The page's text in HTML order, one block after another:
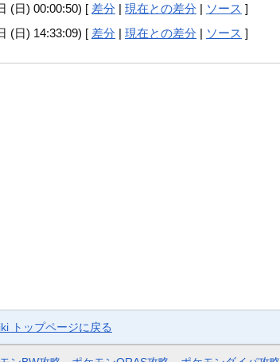
(日) 00:00:50) [ 差分 |現在との差分 | ソース ]
(日) 14:33:09) [ 差分 |現在との差分 | ソース ]
トップページに戻る